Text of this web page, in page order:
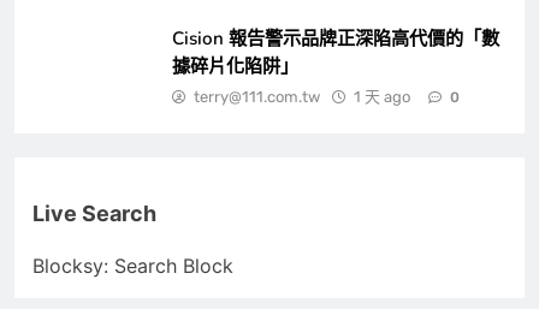
Cision 報告警示品牌正深陷高代價的「數
據碎片化陷阱」
terry@111.com.tw 1 天 ago 0
Live Search
Blocksy: Search Block